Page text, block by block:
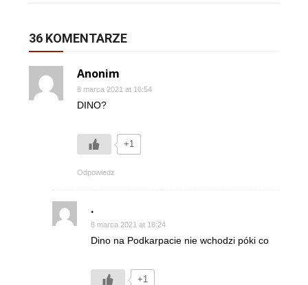
36 KOMENTARZE
Anonim
8 marca 2021 at 16:54
DINO?
+1
Odpowiedz
.
8 marca 2021 at 18:24
Dino na Podkarpacie nie wchodzi póki co
+1